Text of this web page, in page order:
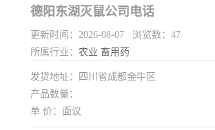
德阳东湖灭鼠公司电话
更新时间：2026-08-07 浏览数：47
所属行业： 农业 畜用药
发货地址：四川省成都金牛区
产品数量：
单 价：面议